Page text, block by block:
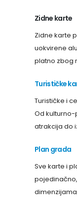
Zidne karte
Zidne karte
uokvirene
platno zbog
Turističke
Turističke i
Od kulturno-
atrakcija do
Plan grada
Sve karte i